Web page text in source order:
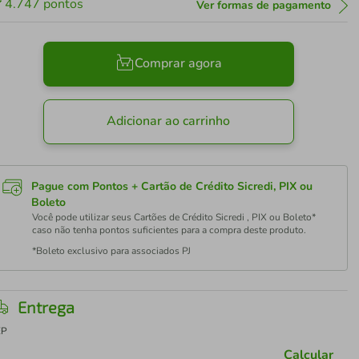
4.747 pontos Ver formas de pagamento
Comprar agora
Adicionar ao carrinho
Pague com Pontos + Cartão de Crédito Sicredi, PIX ou
Boleto
Você pode utilizar seus Cartões de Crédito Sicredi , PIX ou Boleto*
caso não tenha pontos suficientes para a compra deste produto.
*Boleto exclusivo para associados PJ
Entrega
Calcular